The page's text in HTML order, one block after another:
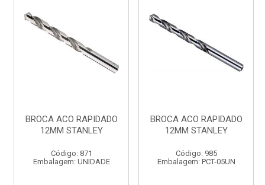
BROCA ACO RAPIDADO
12MM STANLEY
Código: 871
Embalagem: UNIDADE
BROCA ACO RAPIDADO
12MM STANLEY
Código: 985
Embalagem: PCT-05UN